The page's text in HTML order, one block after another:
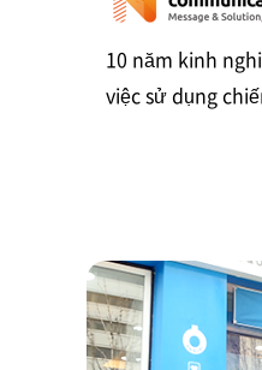
10 năm kinh
việc sử dụng